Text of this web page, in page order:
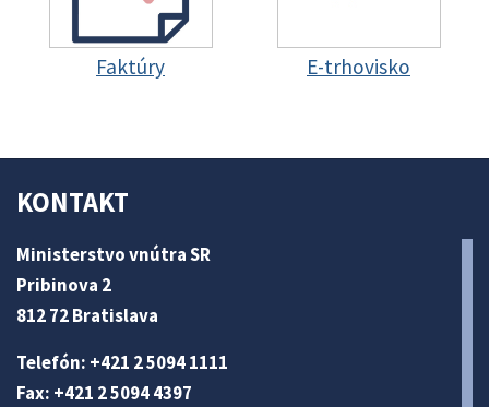
Faktúry E-trhovisko
KONTAKT
Ministerstvo vnútra SR
Pribinova 2
812 72 Bratislava
Telefón: +421 2 5094 1111
Fax: +421 2 5094 4397